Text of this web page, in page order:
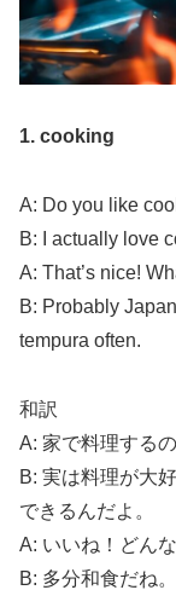
1. cooking
A: Do you like
B: I actually love
A: That’s nice!
B: Probably
tempura often.
和訳
A: 家で料理する
B: 実は料理が大
できるんだよ。
A: いいね！どん
B: 多分和食だね